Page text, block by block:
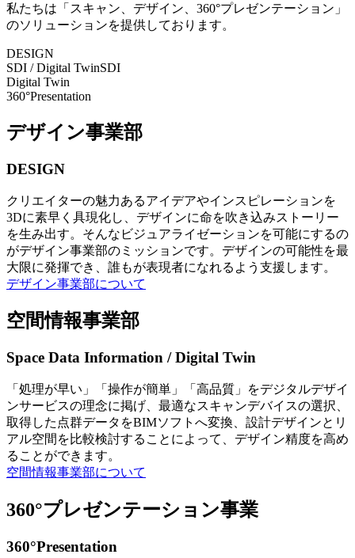
私たちは「スキャン、デザイン、360°プレゼンテーション」
のソリューションを提供しております。
DESIGN
SDI / Digital TwinSDI
Digital Twin
360°Presentation
デザイン事業部
DESIGN
クリエイターの魅力あるアイデアやインスピレーションを
3Dに素早く具現化し、デザインに命を吹き込みストーリー
を生み出す。そんなビジュアライゼーションを可能にするの
がデザイン事業部のミッションです。デザインの可能性を最
大限に発揮でき、誰もが表現者になれるよう支援します。
デザイン事業部について
空間情報事業部
Space Data Information / Digital Twin
「処理が早い」「操作が簡単」「高品質」をデジタルデザイ
ンサービスの理念に掲げ、最適なスキャンデバイスの選択、
取得した点群データをBIMソフトへ変換、設計デザインとリ
アル空間を比較検討することによって、デザイン精度を高め
ることができます。
空間情報事業部について
360°プレゼンテーション事業
360°Presentation